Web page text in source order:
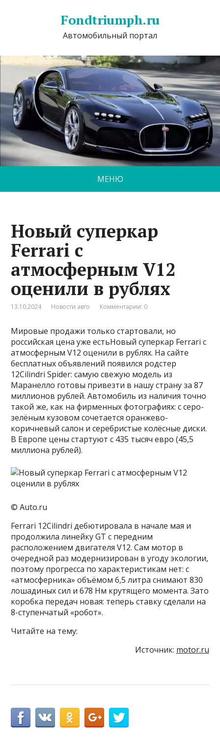
Fondtriumph.ru
Автомобильный портал
МЕНЮ
Новый суперкар
Ferrari с
атмосферным V12
оценили в рублях
13.10.2024 Новости авто Комментарии: 0
Мировые продажи только стартовали, но
российская цена уже естьНовый суперкар Ferrari с
атмосферным V12 оценили в рублях. На сайте
бесплатных объявлений появился родстер
12Cilindri Spider: самую свежую модель из
Маранелло готовы привезти в нашу страну за 87
миллионов рублей. Автомобиль из наличия точно
такой же, как на фирменных фотографиях: с серо-
зелёным кузовом сочетается оранжево-
коричневый салон и серебристые колёсные диски.
В Европе цены стартуют с 435 тысяч евро (45,5
миллиона рублей).
© Auto.ru
Ferrari 12Cilindri дебютировала в начале мая и
продолжила линейку GT с передним
расположением двигателя V12. Сам мотор в
очередной раз модернизирован в угоду экологии,
поэтому прогресса по характеристикам нет: с
«атмосферника» объёмом 6,5 литра снимают 830
лошадиных сил и 678 Нм крутящего момента. Зато
коробка передач новая: теперь ставку сделали на
8-ступенчатый «робот».
Читайте на тему:
Источник: motor.ru